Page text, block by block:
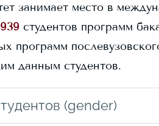
занимает место в
студентов программ
программ
данным студентов.
(gender)